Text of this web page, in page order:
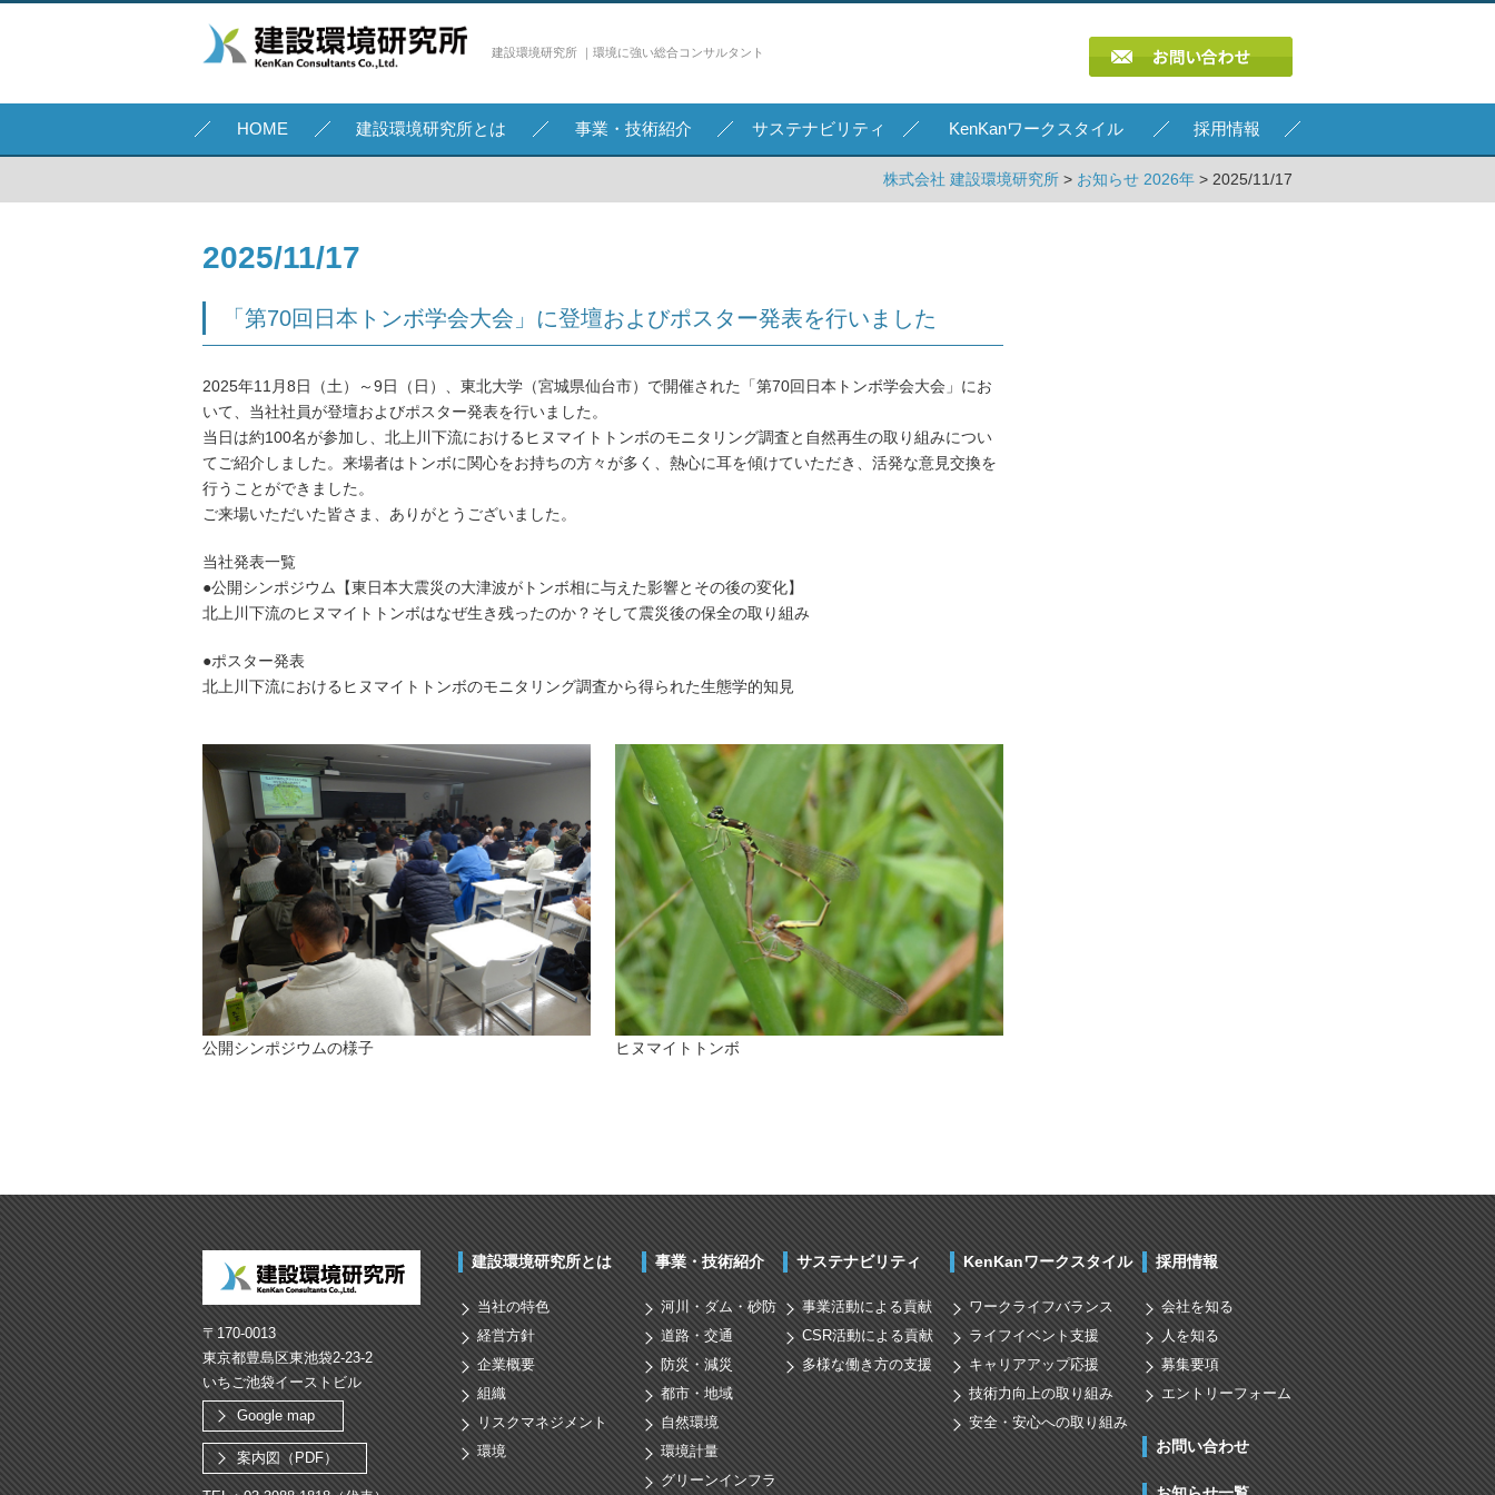
建設環境研究所 ｜環境に強い総合コンサルタント
HOME 建設環境研究所とは 事業・技術紹介 サステナビリティ KenKanワークスタイル 採用情報
株式会社 建設環境研究所 > お知らせ 2026年 > 2025/11/17
2025/11/17
「第70回日本トンボ学会大会」に登壇およびポスター発表を行いました
2025年11月8日（土）～9日（日）、東北大学（宮城県仙台市）で開催された「第70回日本トンボ学会大会」にお
いて、当社社員が登壇およびポスター発表を行いました。
当日は約100名が参加し、北上川下流におけるヒヌマイトトンボのモニタリング調査と自然再生の取り組みについ
てご紹介しました。来場者はトンボに関心をお持ちの方々が多く、熱心に耳を傾けていただき、活発な意見交換を
行うことができました。
ご来場いただいた皆さま、ありがとうございました。
当社発表一覧
●公開シンポジウム【東日本大震災の大津波がトンボ相に与えた影響とその後の変化】
北上川下流のヒヌマイトトンボはなぜ生き残ったのか？そして震災後の保全の取り組み
●ポスター発表
北上川下流におけるヒヌマイトトンボのモニタリング調査から得られた生態学的知見
公開シンポジウムの様子 ヒヌマイトトンボ
〒170-0013
東京都豊島区東池袋2-23-2
いちご池袋イーストビル
Google map
案内図（PDF）
建設環境研究所とは
当社の特色
経営方針
企業概要
組織
リスクマネジメント
環境
事業・技術紹介
河川・ダム・砂防
道路・交通
防災・減災
都市・地域
自然環境
環境計量
グリーンインフラ
サステナビリティ
事業活動による貢献
CSR活動による貢献
多様な働き方の支援
KenKanワークスタイル
ワークライフバランス
ライフイベント支援
キャリアアップ応援
技術力向上の取り組み
安全・安心への取り組み
採用情報
会社を知る
人を知る
募集要項
エントリーフォーム
お問い合わせ